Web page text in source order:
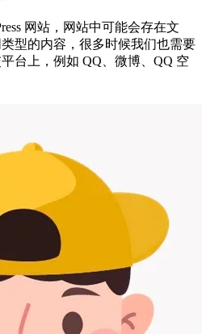
网站，网站中可能会存在文
型的内容，很多时候我们也需要
台上，例如 QQ、微博、QQ 空